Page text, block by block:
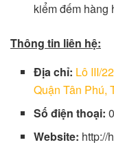
kiểm đếm hàng
Thông tin liên hệ:
Địa chỉ: Lô III/
Quận Tân Phú,
Số điện thoại:
Website: http://